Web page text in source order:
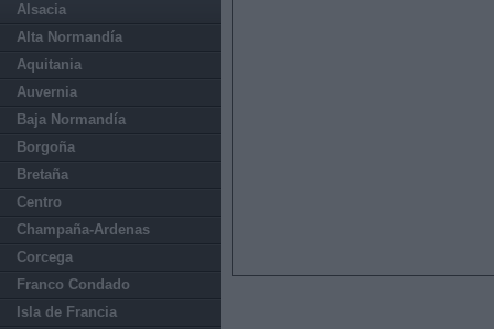
Alsacia
Alta Normandía
Aquitania
Auvernia
Baja Normandía
Borgoña
Bretaña
Centro
Champaña-Ardenas
Corcega
Franco Condado
Isla de Francia